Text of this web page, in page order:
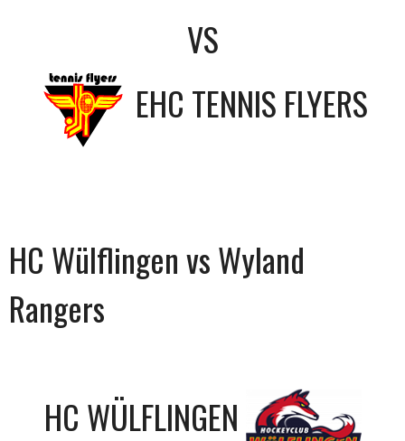
VS
EHC TENNIS FLYERS
HC Wülflingen vs Wyland
Rangers
HC WÜLFLINGEN